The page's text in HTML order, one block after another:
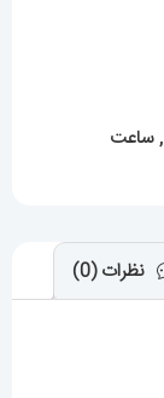
,ساعت
نظرات (0)